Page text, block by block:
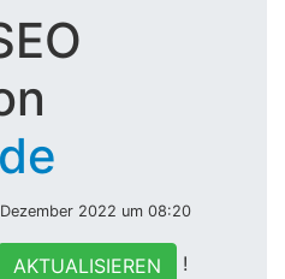
2022 um 08:20
AKTUALISIEREN !